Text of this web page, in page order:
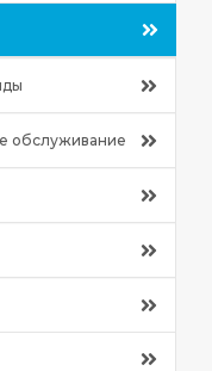
обслуживание